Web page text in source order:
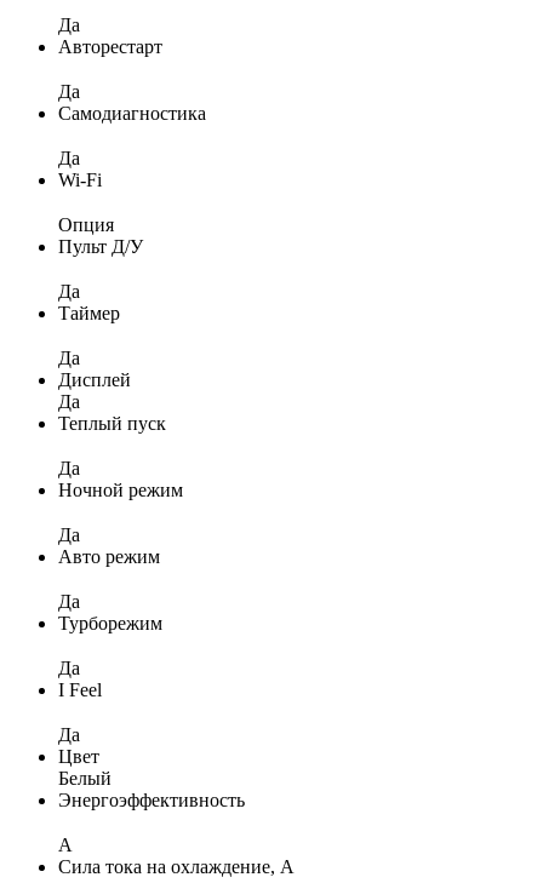
Да
Авторестарт
Да
Самодиагностика
Да
Wi-Fi
Опция
Пульт Д/У
Да
Таймер
Да
Дисплей
Да
Теплый пуск
Да
Ночной режим
Да
Авто режим
Да
Турборежим
Да
I Feel
Да
Цвет
Белый
Энергоэффективность
A
Сила тока на охлаждение, А